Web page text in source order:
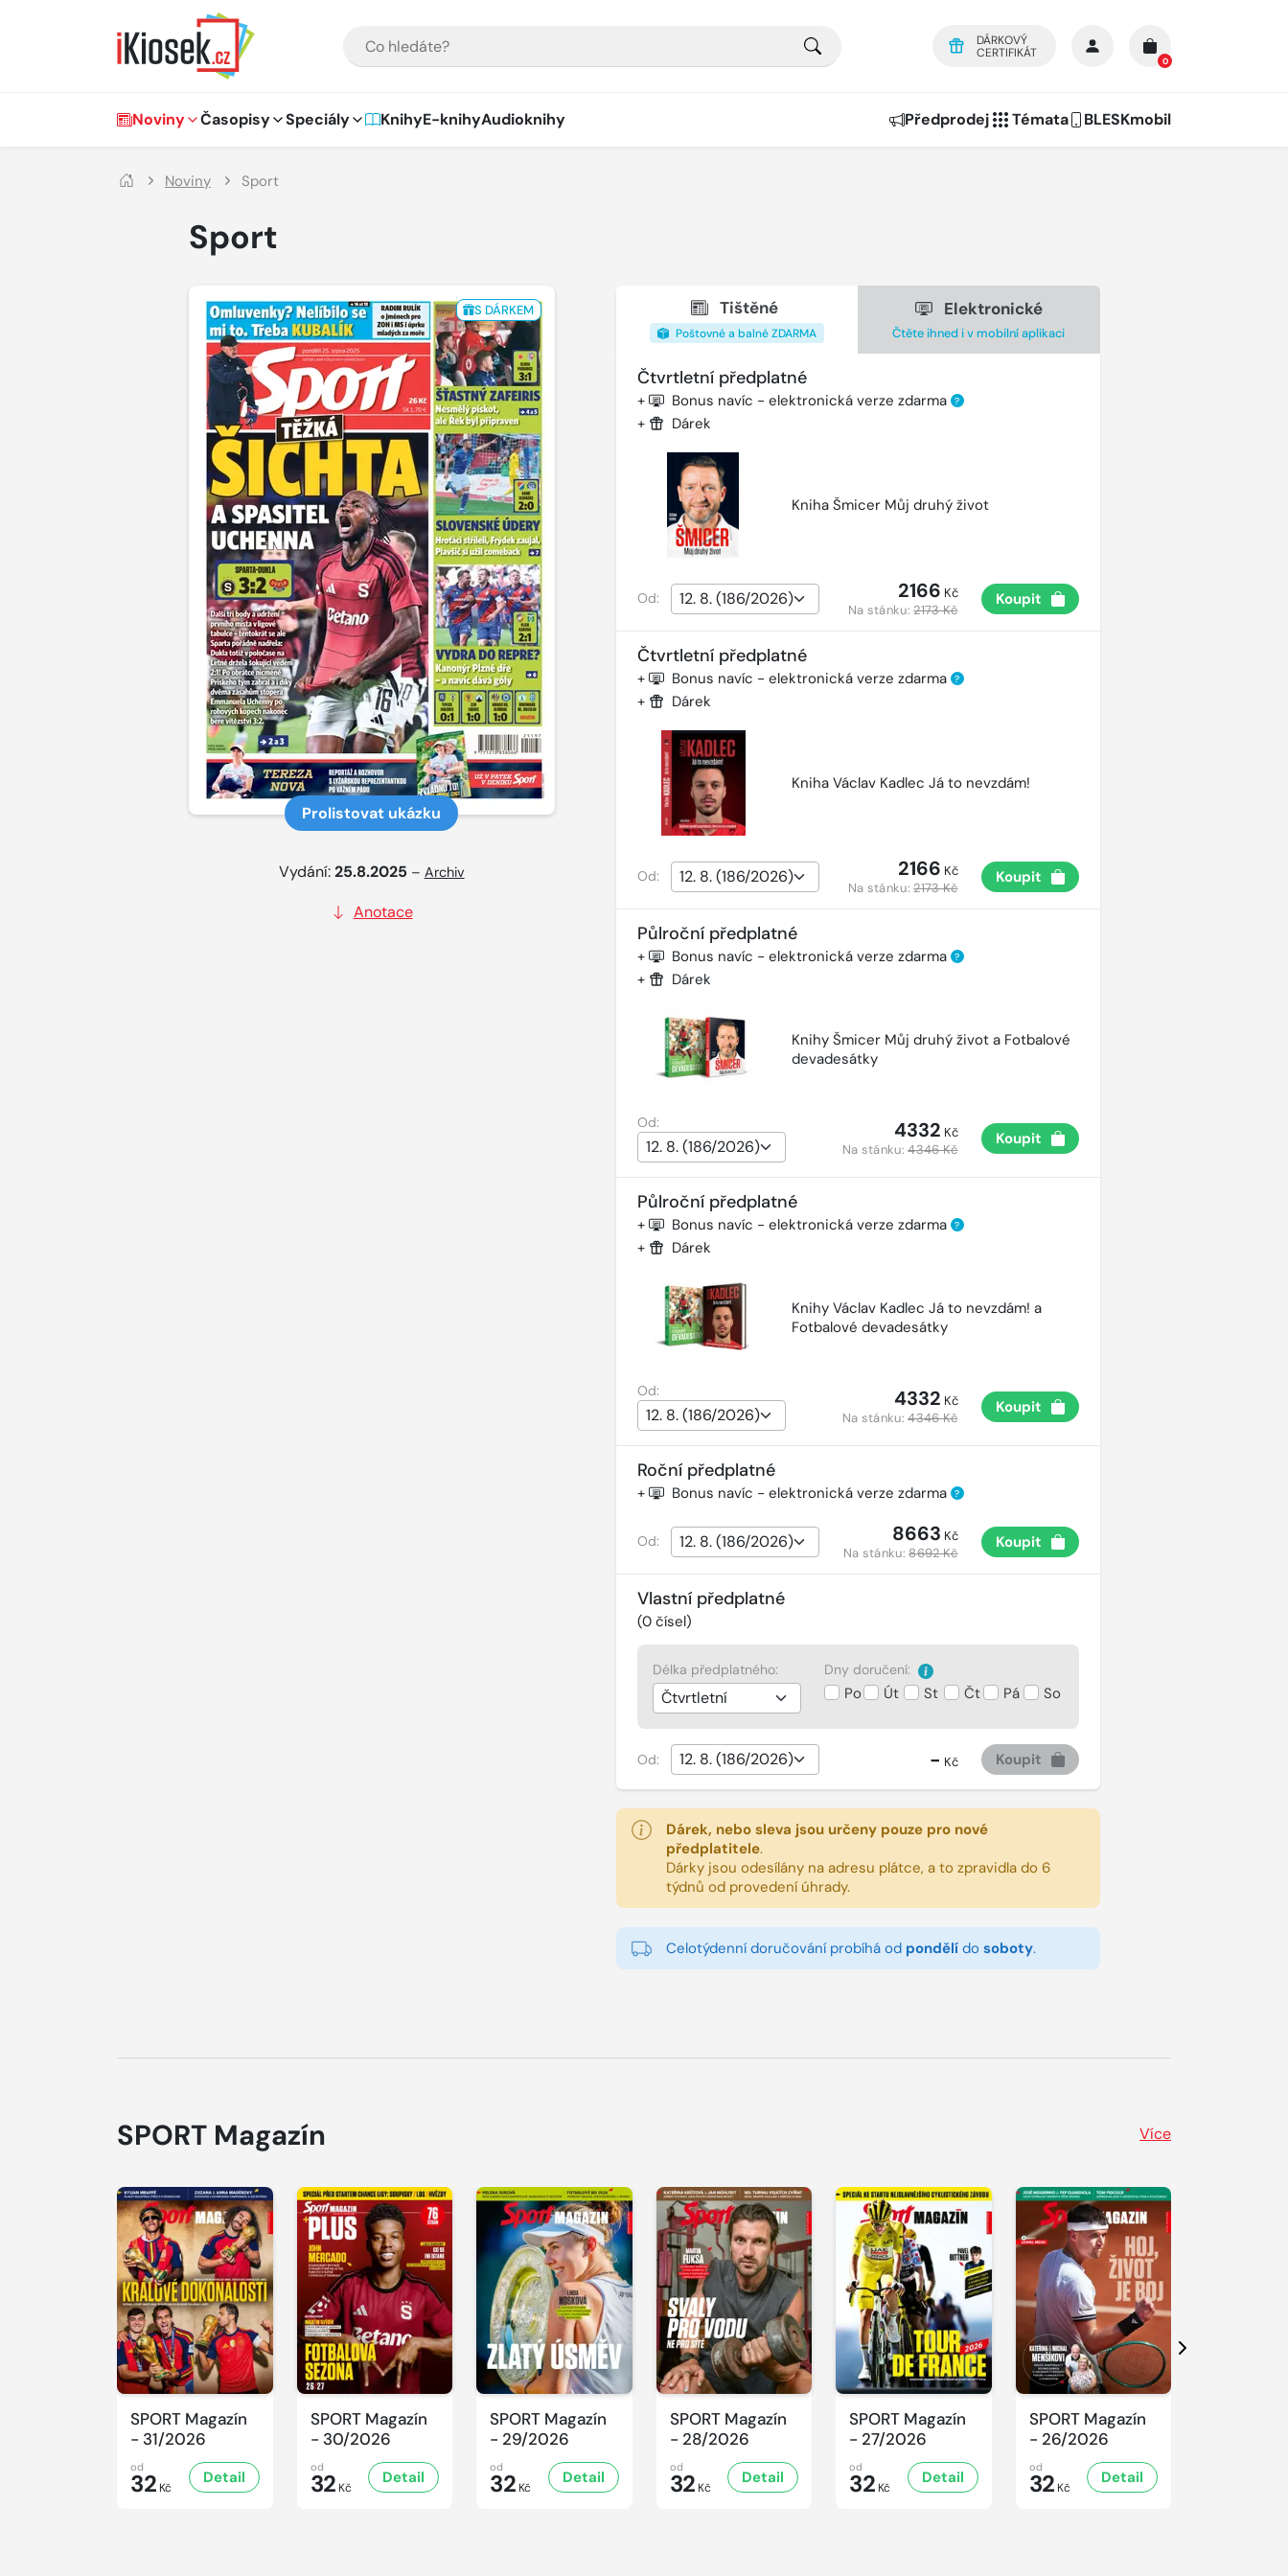
DÁRKOVÝ
CERTIFIKÁT
0
Hlavní navigace
Noviny Časopisy Speciály KnihyE-knihyAudioknihy Předprodej Témata BLESKmobil
Noviny Sport
Sport
S DÁRKEM
Prolistovat ukázku
Vydání:25.8.2025 – Archiv
Anotace
Tištěné
Poštovné a balné ZDARMA
Elektronické
Čtěte ihned i v mobilní aplikaci
Čtvrtletní předplatné
+ Bonus navíc - elektronická verze zdarma ?
+ Dárek
Kniha Šmicer Můj druhý život
Od: 2166 Kč
Na stánku:2173 Kč
Koupit
Čtvrtletní předplatné
+ Bonus navíc - elektronická verze zdarma ?
+ Dárek
Kniha Václav Kadlec Já to nevzdám!
Od: 2166 Kč
Na stánku:2173 Kč
Koupit
Půlroční předplatné
+ Bonus navíc - elektronická verze zdarma ?
+ Dárek
Knihy Šmicer Můj druhý život a Fotbalové
devadesátky
Od: 4332 Kč
Na stánku:4346 Kč
Koupit
Půlroční předplatné
+ Bonus navíc - elektronická verze zdarma ?
+ Dárek
Knihy Václav Kadlec Já to nevzdám! a
Fotbalové devadesátky
Od: 4332 Kč
Na stánku:4346 Kč
Koupit
Roční předplatné
+ Bonus navíc - elektronická verze zdarma ?
Od: 8663 Kč
Na stánku:8692 Kč
Koupit
Vlastní předplatné
(0čísel)
Délka předplatného: Dny doručení:
Po Út St Čt Pá So
Od: - Kč Koupit
Dárek, nebo sleva jsou určeny pouze pro nové
předplatitele.
Dárky jsou odesílány na adresu plátce, a to zpravidla do 6
týdnů od provedení úhrady.
Celotýdenní doručování probíhá od pondělído soboty.
SPORT Magazín Více
SPORT Magazín
- 31/2026
od
32 Kč
Detail
SPORT Magazín
- 30/2026
od
32 Kč
Detail
SPORT Magazín
- 29/2026
od
32 Kč
Detail
SPORT Magazín
- 28/2026
od
32 Kč
Detail
SPORT Magazín
- 27/2026
od
32 Kč
Detail
SPORT Magazín
- 26/2026
od
32 Kč
Detail
Další